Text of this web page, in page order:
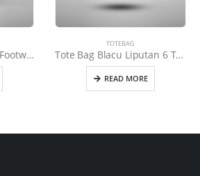
Tote Bag Kanvas FYC Footwear Hitam
TOTEBAG
Tote Bag Blacu Liputan 6 Tali Orange
READ MORE